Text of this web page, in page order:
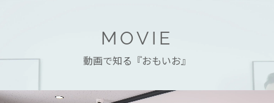
MOVIE
動画で知る『おもいお』